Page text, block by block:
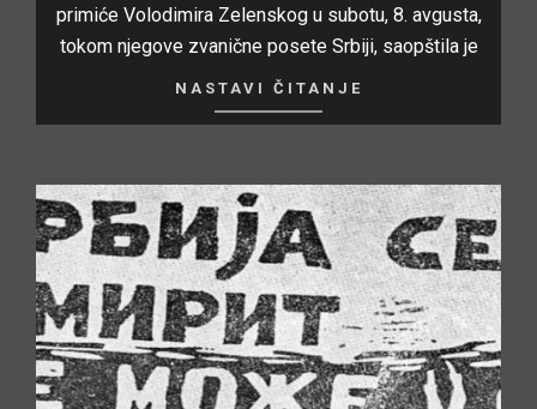
primiće Volodimira Zelenskog u subotu, 8. avgusta,
tokom njegove zvanične posete Srbiji, saopštila je
NASTAVI ČITANJE